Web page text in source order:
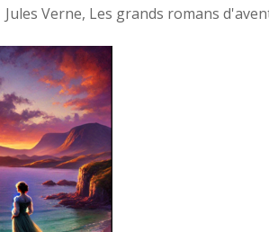
Jules Verne, Les grands romans